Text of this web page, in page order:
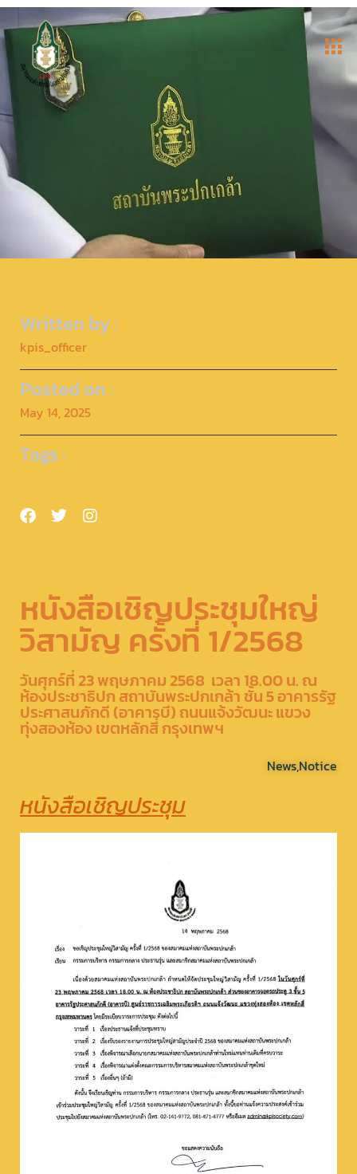
Written by :
kpis_officer
Posted on :
May 14, 2025
Tags :
หนังสือเชิญประชุมใหญ่
วิสามัญ ครั้งที่ 1/2568
วันศุกร์ที่ 23 พฤษภาคม 2568 เวลา 18.00 น. ณ
ห้องประชาธิปก สถาบันพระปกเกล้า ชั้น 5 อาคารรัฐ
ประศาสนภักดี (อาคารบี) ถนนแจ้งวัฒนะ แขวง
ทุ่งสองห้อง เขตหลักสี่ กรุงเทพฯ
News,Notice
หนังสือเชิญประชุม